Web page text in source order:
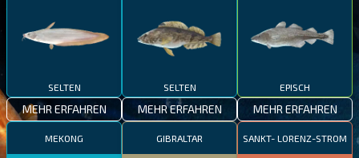
SELTEN
MEHR ERFAHREN
SELTEN
MEHR ERFAHREN
EPISCH
MEHR ERFAHREN
MEKONG GIBRALTAR SANKT- LORENZ-STROM